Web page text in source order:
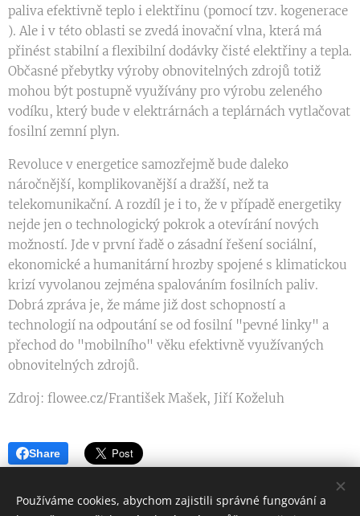
paliva efektivně teplo i elektřinu (pomocí tzv. kogenerace
). Ale i v této oblasti se zvedá inovační vlna, která má
přinést stabilní a flexibilní dodávky čisté elektřiny a tepla.
Občasné přebytky výroby obnovitelných zdrojů totiž
mohou být postupně využívány pro výrobu zeleného
vodíku, který bude v elektrárnách a teplárnách vytlačovat
fosilní zemní plyn.
Revoluce v energetice samozřejmě bude daleko
náročnější, komplikovanější a dražší, než ta
telekomunikační. A rozdíl je i to, že v případě energetiky
nejde jen o technologický pokrok a otevírání nových
možností. Jde v první řadě o zásadní řešení sociální,
ekonomické a humanitární hrozby spojené s klimatickou
krizí vyvolanou zejména spalováním fosilních paliv.
Dobrá zpráva je, že máme již dost schopností a
technologií na odpoutání se od fosilní "pevné linky" a
přechod do "mobilního" věku efektivně využívaných
obnovitelných zdrojů.
Zdroj: flowee.cz/František Mašek, Jiří Koželuh
Share
Používáme cookies, abychom zajistili správné fungování a